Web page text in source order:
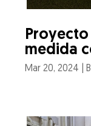
medida
Mar 20, 2024 |